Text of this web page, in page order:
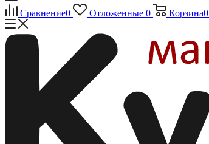
Сравнение0 Отложенные 0 Корзина0